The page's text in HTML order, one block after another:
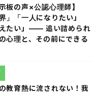
示板の声×公認心理師】
」「一人になりたい」
えたい」―― 追い詰められ
心理と、その前にできる
教育熱に流されない！我